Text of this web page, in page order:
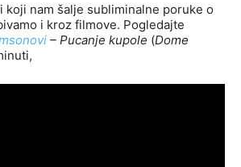
koji nam šalje subliminalne poruke o
i kroz filmove. Pogledajte
– Pucanje kupole (Dome